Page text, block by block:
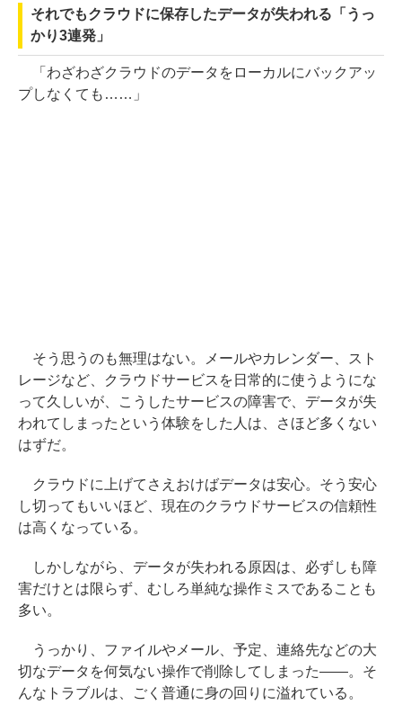
それでもクラウドに保存したデータが失われる「うっ
かり3連発」
「わざわざクラウドのデータをローカルにバックアッ
プしなくても……」
そう思うのも無理はない。メールやカレンダー、スト
レージなど、クラウドサービスを日常的に使うようにな
って久しいが、こうしたサービスの障害で、データが失
われてしまったという体験をした人は、さほど多くない
はずだ。
クラウドに上げてさえおけばデータは安心。そう安心
し切ってもいいほど、現在のクラウドサービスの信頼性
は高くなっている。
しかしながら、データが失われる原因は、必ずしも障
害だけとは限らず、むしろ単純な操作ミスであることも
多い。
うっかり、ファイルやメール、予定、連絡先などの大
切なデータを何気ない操作で削除してしまった――。そ
んなトラブルは、ごく普通に身の回りに溢れている。